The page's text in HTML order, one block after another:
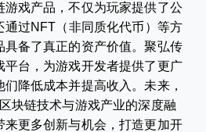
游戏产品，不仅为玩家提供了公
通过NFT（非同质化代币）等方
具备了真正的资产价值。聚弘传
平台，为游戏开发者提供了更广
降低成本并提高收入。未来，
块链技术与游戏产业的深度融
来更多创新与机会，打造更加开